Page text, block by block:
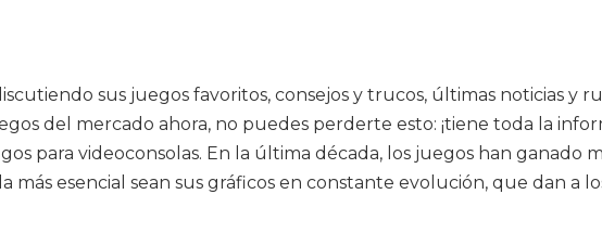
sus juegos favoritos, consejos y trucos, últimas noticias y
del mercado ahora, no puedes perderte esto: ¡tiene toda la
para videoconsolas. En la última década, los juegos han
más esencial sean sus gráficos en constante evolución, que dan a